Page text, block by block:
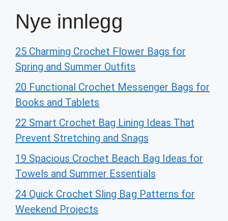
Nye innlegg
25 Charming Crochet Flower Bags for
Spring and Summer Outfits
20 Functional Crochet Messenger Bags for
Books and Tablets
22 Smart Crochet Bag Lining Ideas That
Prevent Stretching and Snags
19 Spacious Crochet Beach Bag Ideas for
Towels and Summer Essentials
24 Quick Crochet Sling Bag Patterns for
Weekend Projects